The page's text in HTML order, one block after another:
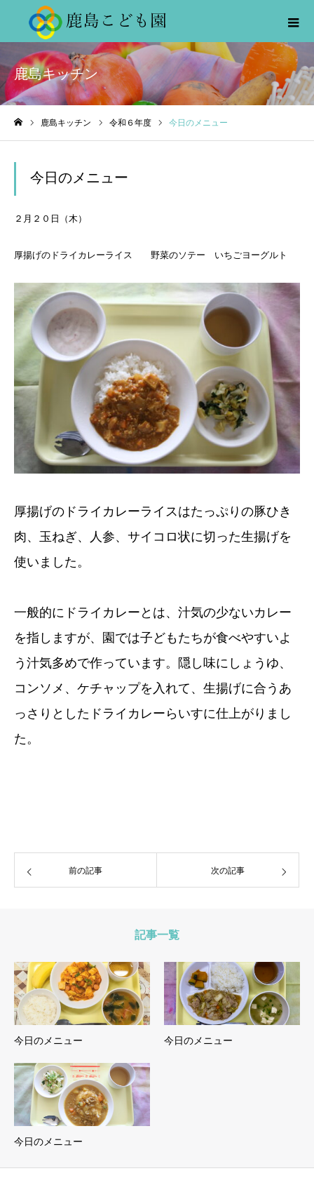
鹿島キッチン
鹿島キッチン 令和６年度 今日のメニュー
今日のメニュー
２月２０日（木）
厚揚げのドライカレーライス 野菜のソテー いちごヨーグルト
厚揚げのドライカレーライスはたっぷりの豚ひき
肉、玉ねぎ、人参、サイコロ状に切った生揚げを
使いました。
一般的にドライカレーとは、汁気の少ないカレー
を指しますが、園では子どもたちが食べやすいよ
う汁気多めで作っています。隠し味にしょうゆ、
コンソメ、ケチャップを入れて、生揚げに合うあ
っさりとしたドライカレーらいすに仕上がりまし
た。
前の記事 次の記事
記事一覧
今日のメニュー 今日のメニュー
今日のメニュー